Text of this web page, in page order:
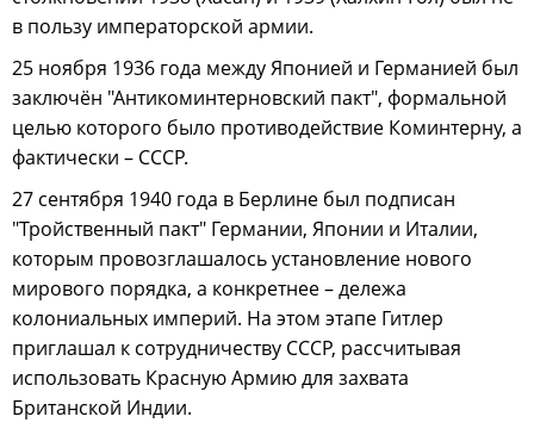
в пользу императорской армии.
25 ноября 1936 года между Японией и Германией был
заключён "Антикоминтерновский пакт", формальной
целью которого было противодействие Коминтерну, а
фактически – СССР.
27 сентября 1940 года в Берлине был подписан
"Тройственный пакт" Германии, Японии и Италии,
которым провозглашалось установление нового
мирового порядка, а конкретнее – дележа
колониальных империй. На этом этапе Гитлер
приглашал к сотрудничеству СССР, рассчитывая
использовать Красную Армию для захвата
Британской Индии.